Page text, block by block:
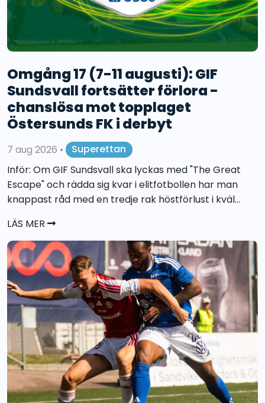
Omgång 17 (7-11 augusti): GIF
Sundsvall fortsätter förlora -
chanslösa mot topplaget
Östersunds FK i derbyt
7 aug 2026 •
Superettan
Inför: Om GIF Sundsvall ska lyckas med "The Great
Escape" och rädda sig kvar i elitfotbollen har man
knappast råd med en tredje rak höstförlust i kväl...
LÄS MER